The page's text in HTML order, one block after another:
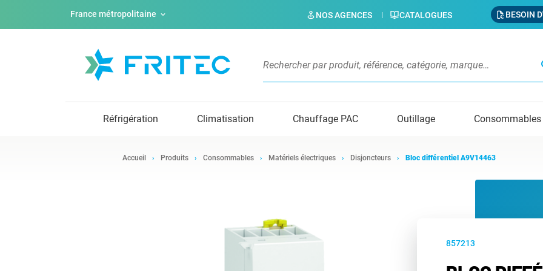
France métropolitaine NOS AGENCES CATALOGUES BESOIN
Réfrigération Climatisation Chauffage PAC Outillage Consommables
Accueil Produits Consommables Matériels électriques Disjoncteurs Bloc différentiel A9V14463
857213